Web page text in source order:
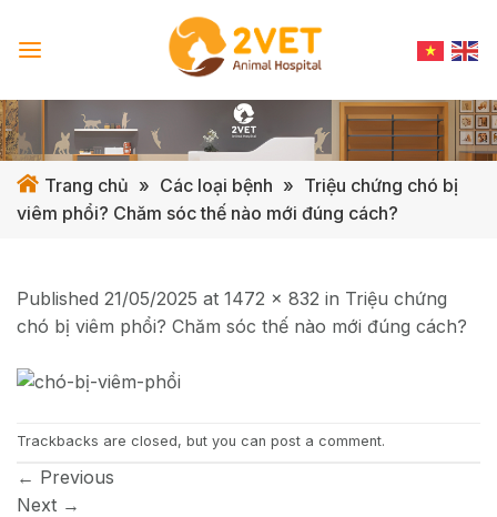
Trang chủ » Các loại bệnh » Triệu chứng chó bị
viêm phổi? Chăm sóc thế nào mới đúng cách?
Published 21/05/2025 at 1472 × 832 in Triệu chứng
chó bị viêm phổi? Chăm sóc thế nào mới đúng cách?
Trackbacks are closed, but you can post a comment.
← Previous
Next →